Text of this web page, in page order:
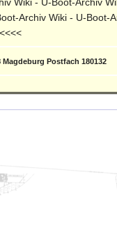
Archiv Wiki - U-Boot-
Postfach 180132